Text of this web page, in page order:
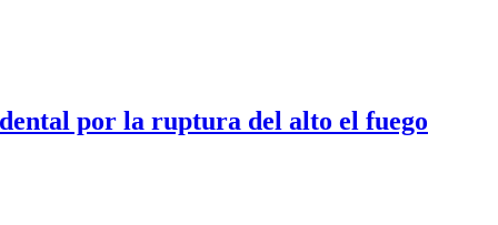
por la ruptura del alto el fuego